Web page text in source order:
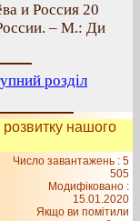
и Россия 20
– М.: Ди
розділ
розвитку нашого
Число завантажень : 5
505
Модифіковано :
15.01.2020
Якщо ви помітили